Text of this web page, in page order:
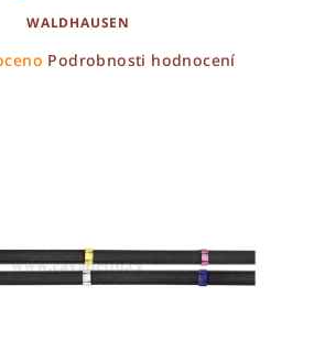
WALDHAUSEN
Podrobnosti hodnocení